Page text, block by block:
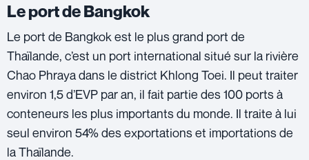
Le port de Bangkok
Le port de Bangkok est le plus grand port de
Thaïlande, c’est un port international situé sur la rivière
Chao Phraya dans le district Khlong Toei. Il peut traiter
environ 1,5 d’EVP par an, il fait partie des 100 ports à
conteneurs les plus importants du monde. Il traite à lui
seul environ 54% des exportations et importations de
la Thaïlande.